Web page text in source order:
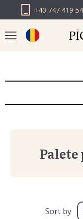
+40 747 419
PICK N
PICK N
Sort by